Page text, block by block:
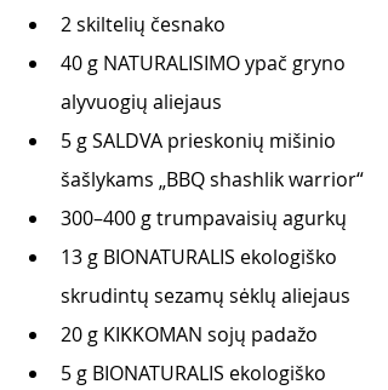
2 skiltelių česnako
40 g NATURALISIMO ypač gryno
alyvuogių aliejaus
5 g SALDVA prieskonių mišinio
šašlykams „BBQ shashlik warrior“
300–400 g trumpavaisių agurkų
13 g BIONATURALIS ekologiško
skrudintų sezamų sėklų aliejaus
20 g KIKKOMAN sojų padažo
5 g BIONATURALIS ekologiško